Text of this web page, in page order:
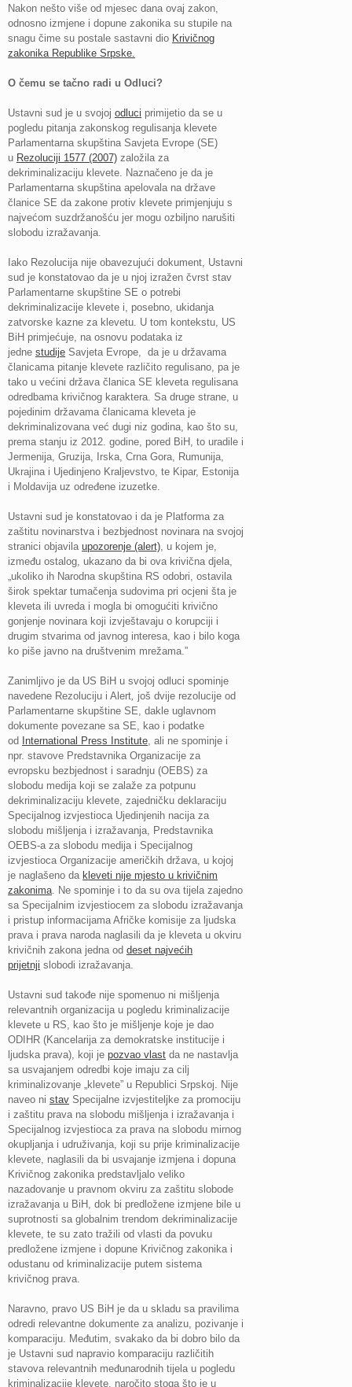
Nakon nešto više od mjesec dana ovaj zakon,
odnosno izmjene i dopune zakonika su stupile na
snagu čime su postale sastavni dio Krivičnog
zakonika Republike Srpske.
O čemu se tačno radi u Odluci?
Ustavni sud je u svojoj odluci primijetio da se u
pogledu pitanja zakonskog regulisanja klevete
Parlamentarna skupština Savjeta Evrope (SE)
u Rezoluciji 1577 (2007) založila za
dekriminalizaciju klevete. Naznačeno je da je
Parlamentarna skupština apelovala na države
članice SE da zakone protiv klevete primjenjuju s
najvećom suzdržanošću jer mogu ozbiljno narušiti
slobodu izražavanja.
Iako Rezolucija nije obavezujući dokument, Ustavni
sud je konstatovao da je u njoj izražen čvrst stav
Parlamentarne skupštine SE o potrebi
dekriminalizacije klevete i, posebno, ukidanja
zatvorske kazne za klevetu. U tom kontekstu, US
BiH primjećuje, na osnovu podataka iz
jedne studije Savjeta Evrope, da je u državama
članicama pitanje klevete različito regulisano, pa je
tako u većini država članica SE kleveta regulisana
odredbama krivičnog karaktera. Sa druge strane, u
pojedinim državama članicama kleveta je
dekriminalizovana već dugi niz godina, kao što su,
prema stanju iz 2012. godine, pored BiH, to uradile i
Jermenija, Gruzija, Irska, Crna Gora, Rumunija,
Ukrajina i Ujedinjeno Kraljevstvo, te Kipar, Estonija
i Moldavija uz određene izuzetke.
Ustavni sud je konstatovao i da je Platforma za
zaštitu novinarstva i bezbjednost novinara na svojoj
stranici objavila upozorenje (alert) , u kojem je,
između ostalog, ukazano da bi ova krivična djela,
„ukoliko ih Narodna skupština RS odobri, ostavila
širok spektar tumačenja sudovima pri ocjeni šta je
kleveta ili uvreda i mogla bi omogućiti krivično
gonjenje novinara koji izvještavaju o korupciji i
drugim stvarima od javnog interesa, kao i bilo koga
ko piše javno na društvenim mrežama.”
Zanimljivo je da US BiH u svojoj odluci spominje
navedene Rezoluciju i Alert još dvije rezolucije od
Parlamentarne skupštine SE, dakle uglavnom
dokumente povezane sa SE, kao i podatke
od
International Press Institute , ali ne spominje i
npr. stavove Predstavnika Organizacije za
evropsku bezbjednost i saradnju (OEBS) za
slobodu medija koji se zalaže za potpunu
dekriminalizaciju klevete, zajedničku deklaraciju
Specijalnog izvjestioca Ujedinjenih nacija za
slobodu mišljenja i izražavanja, Predstavnika
OEBS-a za slobodu medija i Specijalnog
izvjestioca Organizacije američkih država, u kojoj
je naglašeno da kleveti nije mjesto u krivičnim
zakonima . Ne spominje i to da su ova tijela zajedno
sa Specijalnim izvjestiocem za slobodu izražavanja
i pristup informacijama Afričke komisije za ljudska
prava i prava naroda naglasili da je kleveta u okviru
krivičnih zakona jedna od deset najvećih
prijetnji slobodi izražavanja.
Ustavni sud takođe nije spomenuo ni mišljenja
relevantnih organizacija u pogledu kriminalizacije
klevete u RS, kao što je mišljenje koje je dao
ODIHR (Kancelarija za demokratske institucije i
ljudska prava), koji je pozvao vlast da ne nastavlja
sa usvajanjem odredbi koje imaju za cilj
kriminalizovanje „klevete” u Republici Srpskoj. Nije
naveo ni stav Specijalne izvjestiteljke za promociju
i zaštitu prava na slobodu mišljenja i izražavanja i
Specijalnog izvjestioca za prava na slobodu mirnog
okupljanja i udruživanja, koji su prije kriminalizacije
klevete, naglasili da bi usvajanje izmjena i dopuna
Krivičnog zakonika predstavljalo veliko
nazadovanje u pravnom okviru za zaštitu slobode
izražavanja u BiH, dok bi predložene izmjene bile u
suprotnosti sa globalnim trendom dekriminalizacije
klevete, te su zato tražili od vlasti da povuku
predložene izmjene i dopune Krivičnog zakonika i
odustanu od kriminalizacije putem sistema
krivičnog prava.
Naravno, pravo US BiH je da u skladu sa pravilima
odredi relevantne dokumente za analizu, pozivanje i
komparaciju. Međutim, svakako da bi dobro bilo da
je Ustavni sud napravio komparaciju različitih
stavova relevantnih međunarodnih tijela u pogledu
kriminalizacije klevete, naročito stoga što je u